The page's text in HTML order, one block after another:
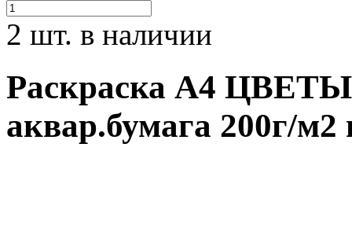
2 шт. в наличии
Раскраска А4 ЦВЕТЫ
аквар.бумага 200г/м2